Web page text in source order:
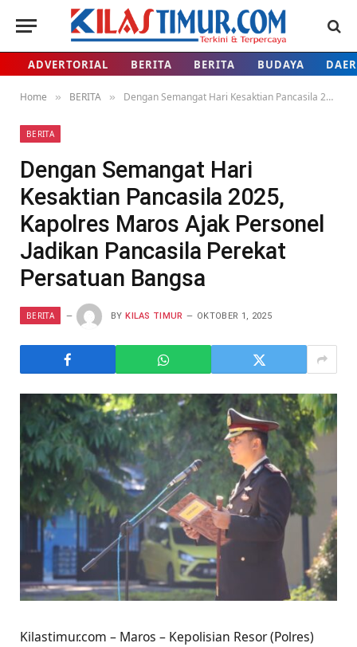
ADVERTORIAL BERITA BERITA BUDAYA
Home » BERITA » Dengan Semangat Hari Kesaktian Pancasila 2025, Kapolres Maros Ajak Personel Jadikan Pancasila Perekat Persatuan Bangsa
BERITA
Dengan Semangat Hari
Kesaktian Pancasila 2025,
Kapolres Maros Ajak Personel
Jadikan Pancasila Perekat
Persatuan Bangsa
BERITA BY KILAS TIMUR OKTOBER 1, 2025
Kilastimur.com – Maros – Kepolisian Resor (Polres)